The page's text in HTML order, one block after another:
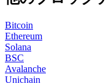
Bitcoin
Ethereum
Solana
BSC
Avalanche
Unichain